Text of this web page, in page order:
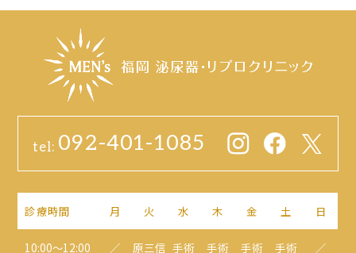
tel: 092-401-1085
診療時間 月 火 水 木 金 土 日
10:00～12:00 ／ 原三信 手術 手術 手術 手術 ／